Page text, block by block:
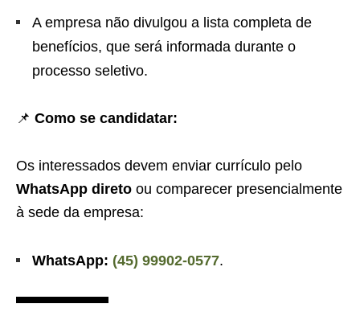
A empresa não divulgou a lista completa de
benefícios, que será informada durante o
processo seletivo.
📌 Como se candidatar:
Os interessados devem enviar currículo pelo
WhatsApp direto ou comparecer presencialmente
à sede da empresa:
WhatsApp: (45) 99902-0577.